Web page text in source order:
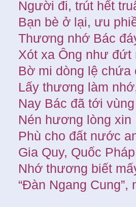
Người đi, trút hết
Bạn bè ở lại, ưu
Thương nhớ Bác
Xót xa Ông như đứt
Bờ mi dòng lệ chứa
Lấy thương làm
Nay Bác đã tới
Nén hương lòng
Phù cho đất nước
Gia Quy, Quốc
Nhớ thương biết
“Đàn Ngang